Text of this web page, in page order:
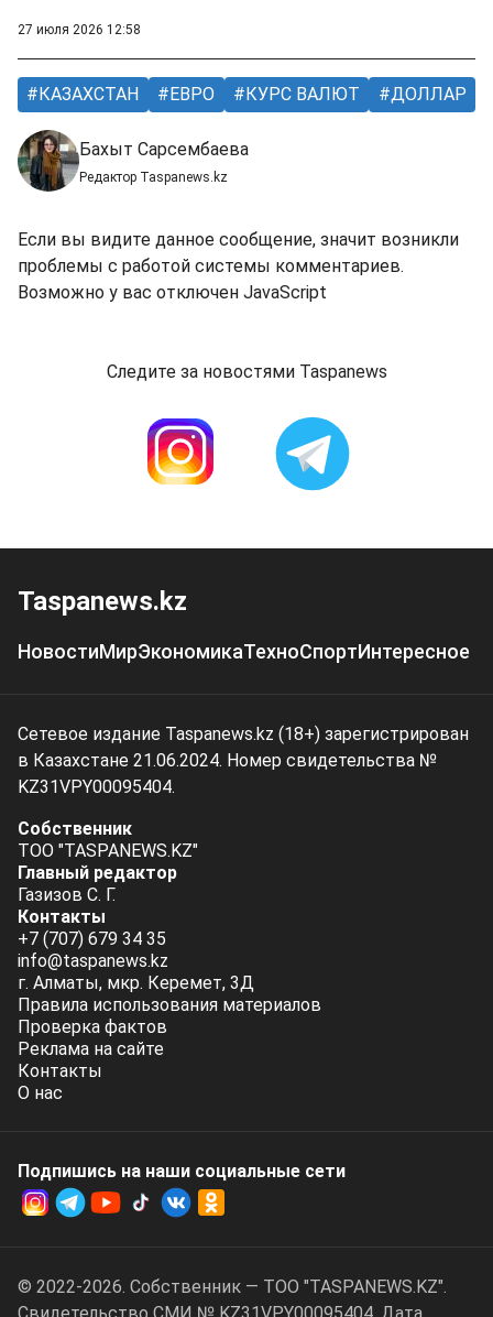
27 июля 2026 12:58
КАЗАХСТАН ЕВРО КУРС ВАЛЮТ ДОЛЛАР
Бахыт Сарсембаева
Редактор Taspanews.kz
Если вы видите данное сообщение, значит возникли
проблемы с работой системы комментариев.
Возможно у вас отключен JavaScript
Следите за новостями Taspanews
Taspanews.kz
НовостиМирЭкономикаТехноСпортИнтересное
Сетевое издание Taspanews.kz (18+) зарегистрирован
в Казахстане 21.06.2024. Номер свидетельства №
KZ31VPY00095404.
Собственник
ТОО "TASPANEWS.KZ"
Главный редактор
Газизов С. Г.
Контакты
+7 (707) 679 34 35
info@taspanews.kz
г. Алматы, мкр. Керемет, 3Д
Правила использования материалов
Проверка фактов
Реклама на сайте
Контакты
О нас
Подпишись на наши социальные cети
© 2022-2026. Собственник — ТОО "TASPANEWS.KZ".